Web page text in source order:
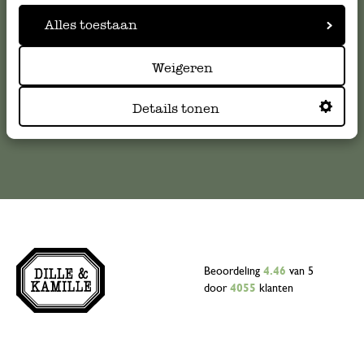
Alles toestaan
Weigeren
Details tonen
klantenservice@dille-kamille.com
Online Klantenservice
Beoordeling 4.46 van 5
door 4055 klanten